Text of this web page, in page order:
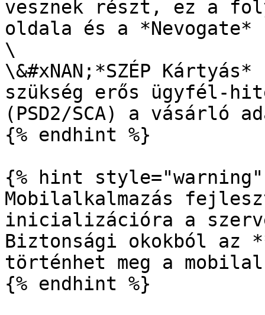
vesznek részt, ez a
oldala és a
\
\&#xNAN;*SZÉP
szükség erős ügyfél-
(PSD2/SCA) a vásárló
{% endhint %}
{% hint style="warning"
Mobilalkalmazás
inicializációra a
Biztonsági okokból az
történhet meg a
{% endhint %}